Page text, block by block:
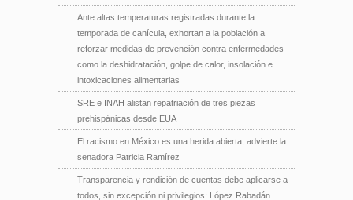
Ante altas temperaturas registradas durante la
temporada de canícula, exhortan a la población a
reforzar medidas de prevención contra enfermedades
como la deshidratación, golpe de calor, insolación e
intoxicaciones alimentarias
SRE e INAH alistan repatriación de tres piezas
prehispánicas desde EUA
El racismo en México es una herida abierta, advierte la
senadora Patricia Ramírez
Transparencia y rendición de cuentas debe aplicarse a
todos, sin excepción ni privilegios: López Rabadán